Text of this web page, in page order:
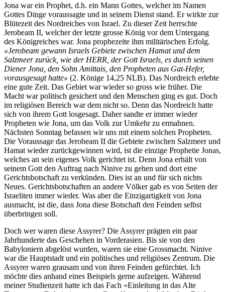
Jona war ein Prophet, d.h. ein Mann Gottes, welcher im Namen
Gottes Dinge voraussagte und in seinem Dienst stand. Er wirkte zur
Blütezeit des Nordreiches von Israel. Zu dieser Zeit herrschte
Jerobeam II, welcher der letzte grosse König vor dem Untergang
des Königreiches war. Jona prophezeite ihm militärischen Erfolg.
«Jerobeam gewann Israels Gebiete zwischen Hamat und dem
Salzmeer zurück, wie der HERR, der Gott Israels, es durch seinen
Diener Jona, den Sohn Amittais, den Propheten aus Gat-Hefer,
vorausgesagt hatte» (2. Könige 14,25 NLB). Das Nordreich erlebte
eine gute Zeit. Das Gebiet war wieder so gross wie früher. Die
Macht war politisch gesichert und den Menschen ging es gut. Doch
im religiösen Bereich war dem nicht so. Denn das Nordreich hatte
sich von ihrem Gott losgesagt. Daher sandte er immer wieder
Propheten wie Jona, um das Volk zur Umkehr zu ermahnen.
Nächsten Sonntag befassen wir uns mit einem solchen Propheten.
Die Voraussage das Jerobeam II die Gebiete zwischen Salzmeer und
Hamat wieder zurückgewinnen wird, ist die einzige Prophetie Jonas,
welches an sein eigenes Volk gerichtet ist. Denn Jona erhält von
seinem Gott den Auftrag nach Ninive zu gehen und dort eine
Gerichtsbotschaft zu verkünden. Dies ist an und für sich nichts
Neues. Gerichtsbotschaften an andere Völker gab es von Seiten der
Israeliten immer wieder. Was aber die Einzigartigkeit von Jona
ausmacht, ist die, dass Jona diese Botschaft den Feinden selbst
überbringen soll.
Doch wer waren diese Assyrer? Die Assyrer prägten ein paar
Jahrhunderte das Geschehen in Vorderasien. Bis sie von den
Babyloniern abgelöst wurden, waren sie eine Grossmacht. Ninive
war die Hauptstadt und ein politisches und religiöses Zentrum. Die
Assyrer waren grausam und von ihren Feinden gefürchtet. Ich
möchte dies anhand eines Beispiels gerne aufzeigen. Während
meiner Studienzeit hatte ich das Fach «Einleitung in das Alte